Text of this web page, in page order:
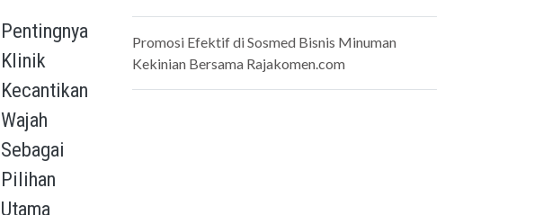
Pentingnya
Klinik
Kecantikan
Wajah
Sebagai
Pilihan
Utama
Promosi Efektif di Sosmed Bisnis Minuman
Kekinian Bersama Rajakomen.com